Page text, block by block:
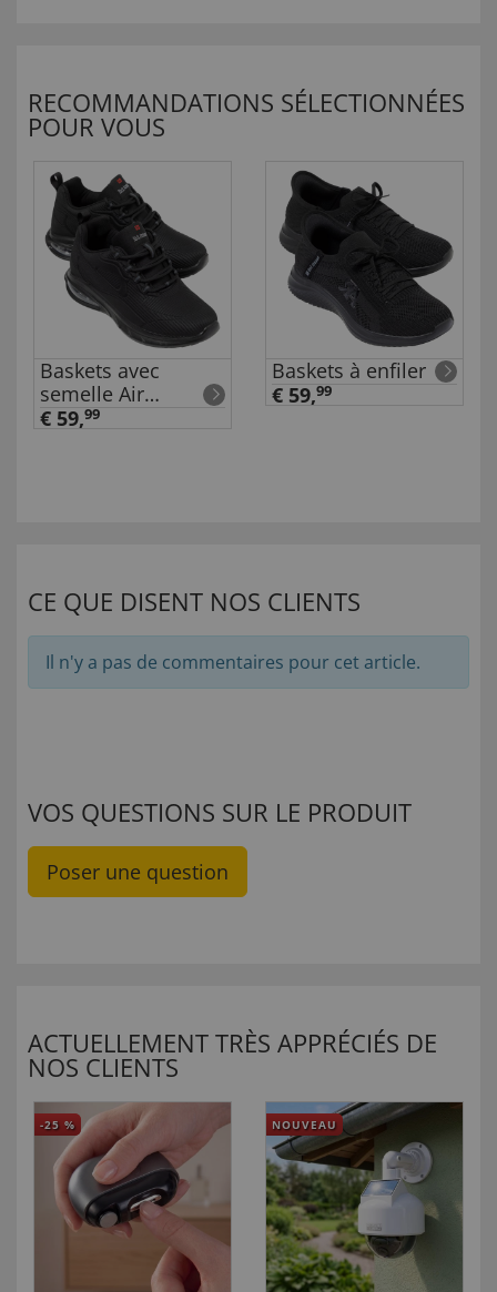
RECOMMANDATIONS SÉLECTIONNÉES
POUR VOUS
Baskets avec
semelle Air
amortissante
€ 59,99
Baskets à enfiler
€ 59,99
CE QUE DISENT NOS CLIENTS
Il n'y a pas de commentaires pour cet article.
VOS QUESTIONS SUR LE PRODUIT
Poser une question
ACTUELLEMENT TRÈS APPRÉCIÉS DE
NOS CLIENTS
-25 % NOUVEAU